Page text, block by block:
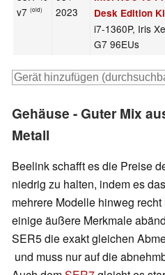
v7(old)
2023
Desk Edition
i7-1360P, Iris Xe
G7 96EUs
Gehäuse - Guter Mix
Metall
Beelink schafft es die Preise
niedrig zu halten, indem es
mehrere Modelle hinweg
einige äußere Merkmale
SER5 die exakt gleichen
und muss nur auf die